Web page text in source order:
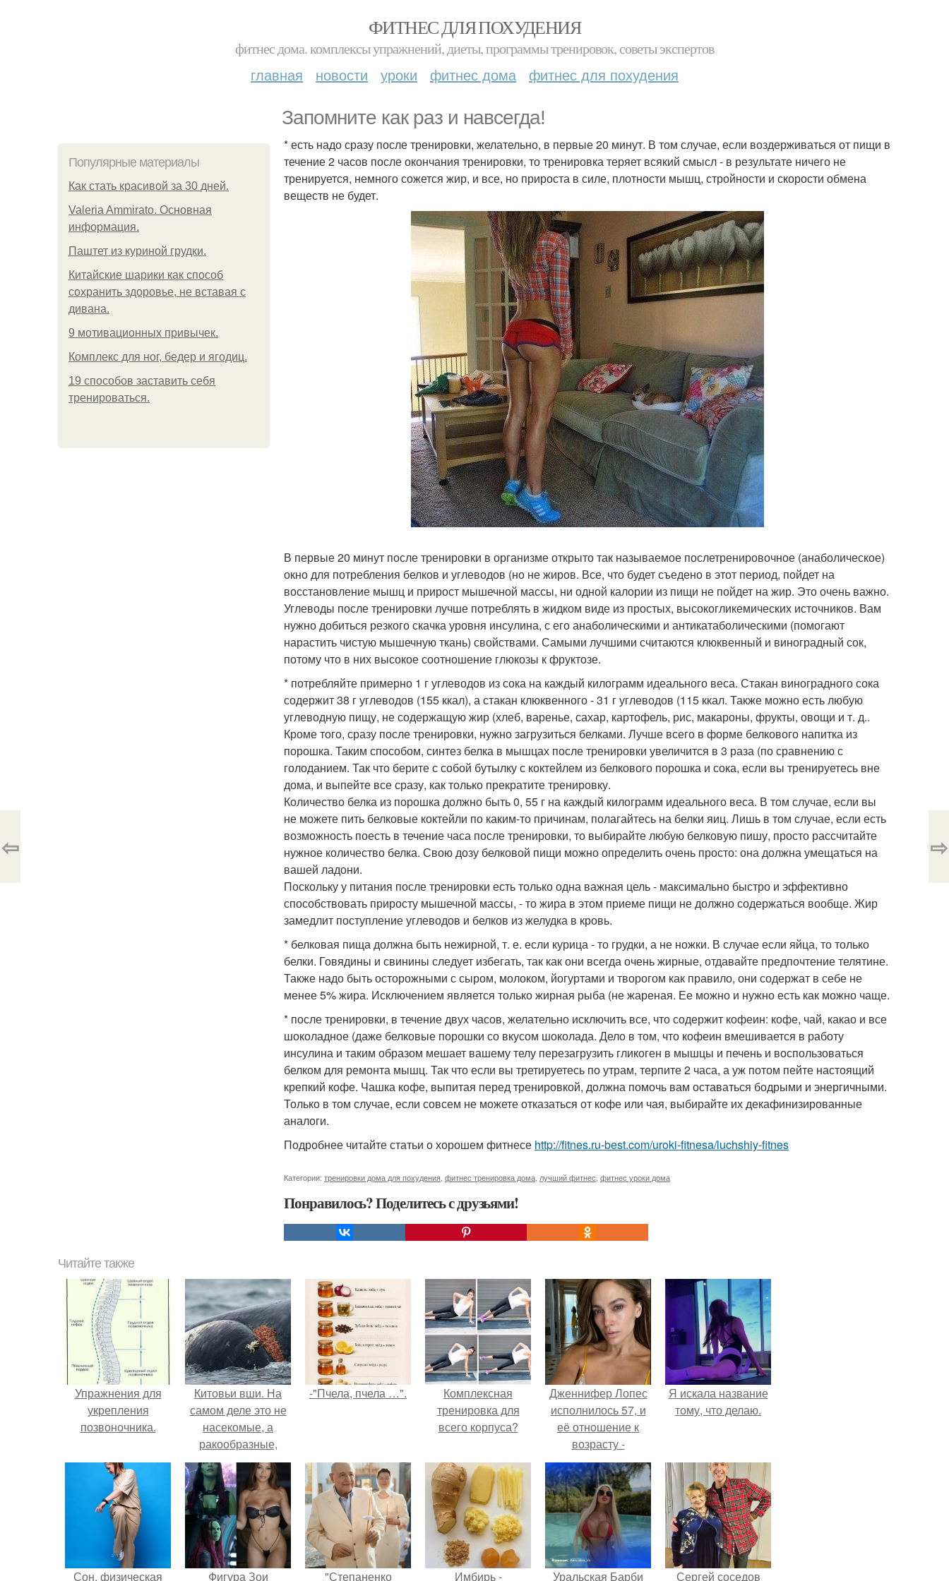
ФИТНЕС ДЛЯ ПОХУДЕНИЯ
фитнес дома. комплексы упражнений, диеты, программы тренировок, советы экспертов
главная новости уроки фитнес дома фитнес для похудения
Запомните как раз и навсегда!
Популярные материалы
Как стать красивой за 30 дней.
Valeria Ammirato. Основная
информация.
Паштет из куриной грудки.
Китайские шарики как способ
сохранить здоровье, не вставая с
дивана.
9 мотивационных привычек.
Комплекс для ног, бедер и ягодиц.
19 способов заставить себя
тренироваться.
* есть надо сразу после тренировки, желательно, в первые 20 минут. В том случае, если воздерживаться от пищи в
течение 2 часов после окончания тренировки, то тренировка теряет всякий смысл - в результате ничего не
тренируется, немного сожется жир, и все, но прироста в силе, плотности мышц, стройности и скорости обмена
веществ не будет.
В первые 20 минут после тренировки в организме открыто так называемое послетренировочное (анаболическое)
окно для потребления белков и углеводов (но не жиров. Все, что будет съедено в этот период, пойдет на
восстановление мышц и прирост мышечной массы, ни одной калории из пищи не пойдет на жир. Это очень важно.
Углеводы после тренировки лучше потреблять в жидком виде из простых, высокогликемических источников. Вам
нужно добиться резкого скачка уровня инсулина, с его анаболическими и антикатаболическими (помогают
нарастить чистую мышечную ткань) свойствами. Самыми лучшими считаются клюквенный и виноградный сок,
потому что в них высокое соотношение глюкозы к фруктозе.
* потребляйте примерно 1 г углеводов из сока на каждый килограмм идеального веса. Стакан виноградного сока
содержит 38 г углеводов (155 ккал), а стакан клюквенного - 31 г углеводов (115 ккал. Также можно есть любую
углеводную пищу, не содержащую жир (хлеб, варенье, сахар, картофель, рис, макароны, фрукты, овощи и т. д..
Кроме того, сразу после тренировки, нужно загрузиться белками. Лучше всего в форме белкового напитка из
порошка. Таким способом, синтез белка в мышцах после тренировки увеличится в 3 раза (по сравнению с
голоданием. Так что берите с собой бутылку с коктейлем из белкового порошка и сока, если вы тренируетесь вне
дома, и выпейте все сразу, как только прекратите тренировку.
Количество белка из порошка должно быть 0, 55 г на каждый килограмм идеального веса. В том случае, если вы
не можете пить белковые коктейли по каким-то причинам, полагайтесь на белки яиц. Лишь в том случае, если есть
возможность поесть в течение часа после тренировки, то выбирайте любую белковую пишу, просто рассчитайте
нужное количество белка. Свою дозу белковой пищи можно определить очень просто: она должна умещаться на
вашей ладони.
Поскольку у питания после тренировки есть только одна важная цель - максимально быстро и эффективно
способствовать приросту мышечной массы, - то жира в этом приеме пищи не должно содержаться вообще. Жир
замедлит поступление углеводов и белков из желудка в кровь.
* белковая пища должна быть нежирной, т. е. если курица - то грудки, а не ножки. В случае если яйца, то только
белки. Говядины и свинины следует избегать, так как они всегда очень жирные, отдавайте предпочтение телятине.
Также надо быть осторожными с сыром, молоком, йогуртами и творогом как правило, они содержат в себе не
менее 5% жира. Исключением является только жирная рыба (не жареная. Ее можно и нужно есть как можно чаще.
* после тренировки, в течение двух часов, желательно исключить все, что содержит кофеин: кофе, чай, какао и все
шоколадное (даже белковые порошки со вкусом шоколада. Дело в том, что кофеин вмешивается в работу
инсулина и таким образом мешает вашему телу перезагрузить гликоген в мышцы и печень и воспользоваться
белком для ремонта мышц. Так что если вы третируетесь по утрам, терпите 2 часа, а уж потом пейте настоящий
крепкий кофе. Чашка кофе, выпитая перед тренировкой, должна помочь вам оставаться бодрыми и энергичными.
Только в том случае, если совсем не можете отказаться от кофе или чая, выбирайте их декафинизированные
аналоги.
Подробнее читайте статьи о хорошем фитнесе http://fitnes.ru-best.com/uroki-fitnesa/luchshiy-fitnes
Категории: тренировки дома для похудения фитнес тренировка дома лучший фитнес фитнес уроки дома
Понравилось? Поделитесь с друзьями!
⇦ ⇨
Читайте также
Упражнения для
укрепления
позвоночника.
Китовьи вши. На
самом деле это не
насекомые, а
ракообразные,
относящиеся к
бокоплавам.
-"Пчела, пчела …".
Комплексная
тренировка для
всего корпуса?
Дженнифер Лопес
исполнилось 57, и
её отношение к
возрасту -
настоящий
манифест
уверенности: "не
говорите, что я
отлично выгляжу
для 57.
Я искала название
тому, что делаю.
Сон, физическая Фигура Зои "Степаненко Имбирь - Уральская Барби Сергей соседов